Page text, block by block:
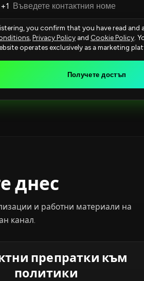
+1
you confirm that you have read and
Privacy Policy and Cookie Policy .
operates exclusively as a marketing
Получете достъп
днес
и работни материали на
канал.
препратки към
политики